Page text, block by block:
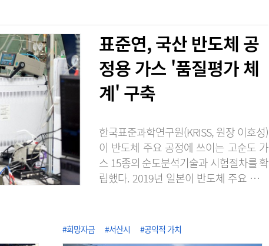
표준연, 국산 반도체 공
정용 가스 '품질평가 체
계' 구축
한국표준과학연구원(KRISS, 원장 이호성)
이 반도체 주요 공정에 쓰이는 고순도 가
스 15종의 순도분석기술과 시험절차를 확
립했다. 2019년 일본이 반도체 주요 소재
서 반도체 소재의 국산화와 공급망 다변화
#희망자금 #서산시 #공익적 가치